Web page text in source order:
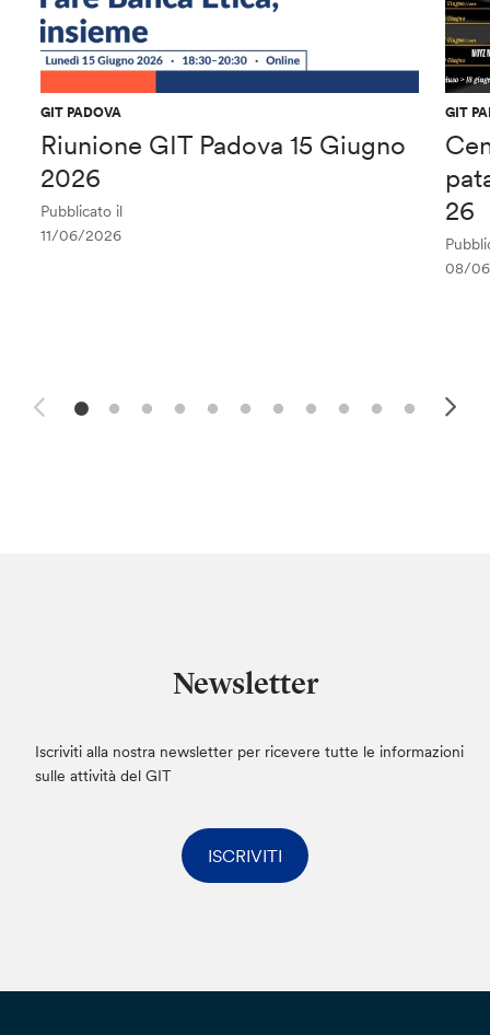
GIT PADOVA
Riunione GIT Padova 15 Giugno
2026
Pubblicato il
11/06/2026
GIT
26
08/
Newsletter
Iscriviti alla nostra newsletter per ricevere tutte le informazioni
sulle attività del GIT
ISCRIVITI